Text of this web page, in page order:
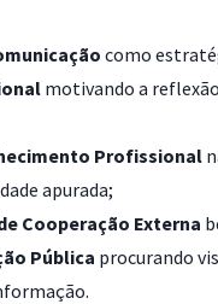
como
motivando a
Profissional
apurada;
Cooperação Externa
Pública procurando